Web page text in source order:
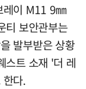
레이 M11 9㎜
티 보안관부는
발부받은 상황
스트 소재 '더 레
다.